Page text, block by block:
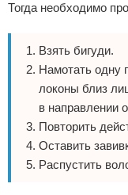
Тогда необходимо
Взять бигуди.
Намотать одну
локоны близ
в направлении
Повторить
Оставить
Распустить